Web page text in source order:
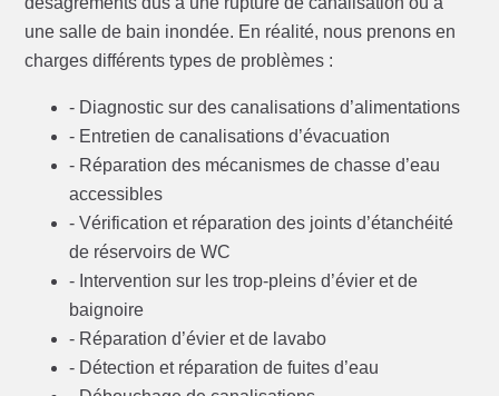
une salle de bain inondée. En réalité, nous prenons en
charges différents types de problèmes :
- Diagnostic sur des canalisations d’alimentations
- Entretien de canalisations d’évacuation
- Réparation des mécanismes de chasse d’eau
accessibles
- Vérification et réparation des joints d’étanchéité
de réservoirs de WC
- Intervention sur les trop-pleins d’évier et de
baignoire
- Réparation d’évier et de lavabo
- Détection et réparation de fuites d’eau